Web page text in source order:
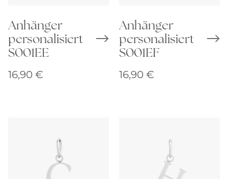
Anhänger
personalisiert
S001EE
16,90 €
Anhänger
personalisiert
S001EF
16,90 €